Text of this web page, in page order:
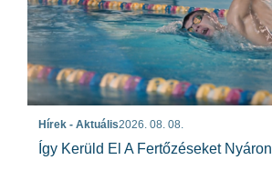
Hírek - Aktuális2026. 08. 08.
Így Kerüld El A Fertőzéseket Nyáron